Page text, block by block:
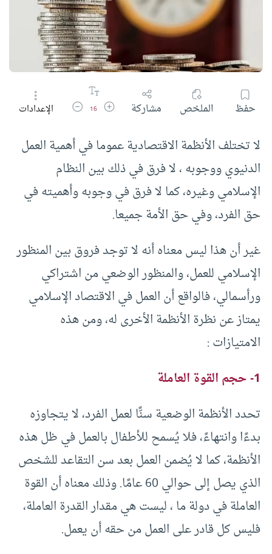
حفظ الملخص مشاركة زيادة حجم الخط
16 تقليل حجم الخط
الإعدادات
لا تختلف الأنظمة الاقتصادية عموما في أهمية العمل
الدنيوي ووجوبه ، لا فرق في ذلك بين النظام
الإسلامي وغيره، كما لا فرق في وجوبه وأهميته في
حق الفرد، وفي حق الأمة جميعا.
غير أن هذا ليس معناه أنه لا توجد فروق بين المنظور
الإسلامي للعمل، والمنظور الوضعي من اشتراكي
ورأسمالي، فالواقع أن العمل في الاقتصاد الإسلامي
يمتاز عن نظرة الأنظمة الأخرى له، ومن هذه
الامتيازات :
1- حجم القوة العاملة
تحدد الأنظمة الوضعية سنًّا لعمل الفرد، لا يتجاوزه
بدءًا وانتهاءً، فلا يُسمح للأطفال بالعمل في ظل هذه
الأنظمة، كما لا يُضمن العمل بعد سن التقاعد للشخص
الذي يصل إلى حوالي 60 عامًا. وذلك معناه أن القوة
العاملة في دولة ما ، ليست هي مقدار القدرة العاملة،
فليس كل قادر على العمل من حقه أن يعمل.